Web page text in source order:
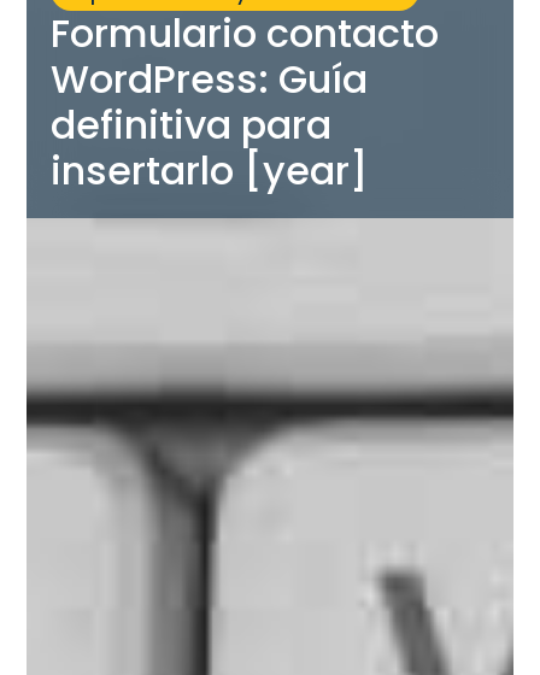
Formulario contacto
WordPress: Guía
definitiva para
insertarlo [year]